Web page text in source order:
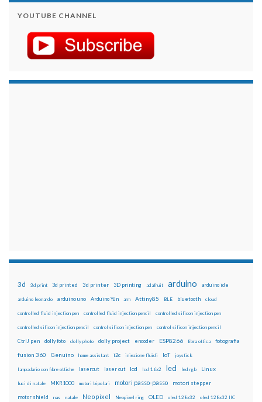
YOUTUBE CHANNEL
3d 3d print 3d printed 3d printer 3D printing adafruit arduino arduino ide
arduino leonardo arduino uno Arduino Yún arm Attiny85 BLE bluetooth cloud
controlled fluid injection pen controlled fluid injection pencil controlled silicon injection pen
controlled silicon injection pencil control silicon injection pen control silicon injection pencil
CtrlJ pen dolly foto dolly photo dolly project encoder ESP8266 fibra ottica fotografia
fusion 360 Genuino home assistant i2c iniezione fluidi IoT joystick
lampadario con fibre ottiche lasercut laser cut lcd lcd 16x2 led led rgb Linux
luci di natale MKR1000 motori bipolari motori passo-passo motori stepper
motor shield nas natale Neopixel Neopixel ring OLED oled 128x32 oled 128x32 IIC